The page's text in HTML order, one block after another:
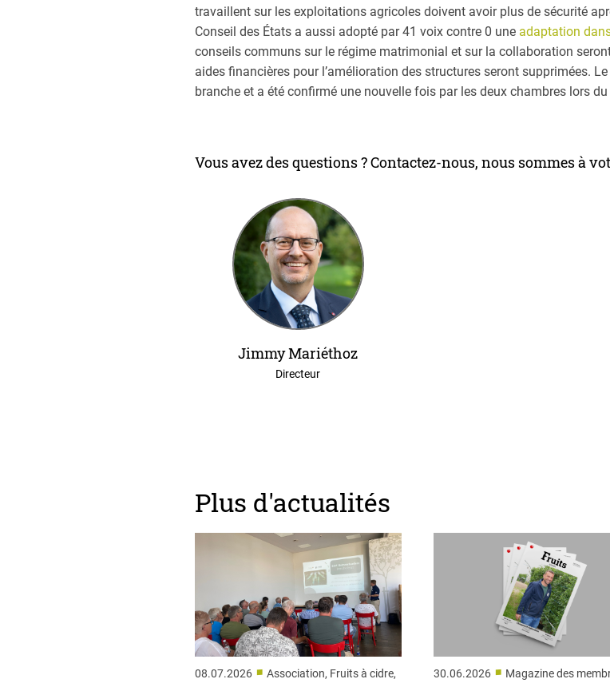
travaillent sur les exploitations agricoles doivent avoir plus de sécurité
Conseil des États a aussi adopté par 41 voix contre 0 une adaptation
conseils communs sur le régime matrimonial et sur la collaboration
aides financières pour l’amélioration des structures seront supprimées.
branche et a été confirmé une nouvelle fois par les deux chambres lors
Vous avez des questions ? Contactez-nous, nous sommes à
Jimmy Mariéthoz
Directeur
Plus d'actualités
08.07.2026 ■ Association, Fruits à cidre,
30.06.2026 ■ Magazine des